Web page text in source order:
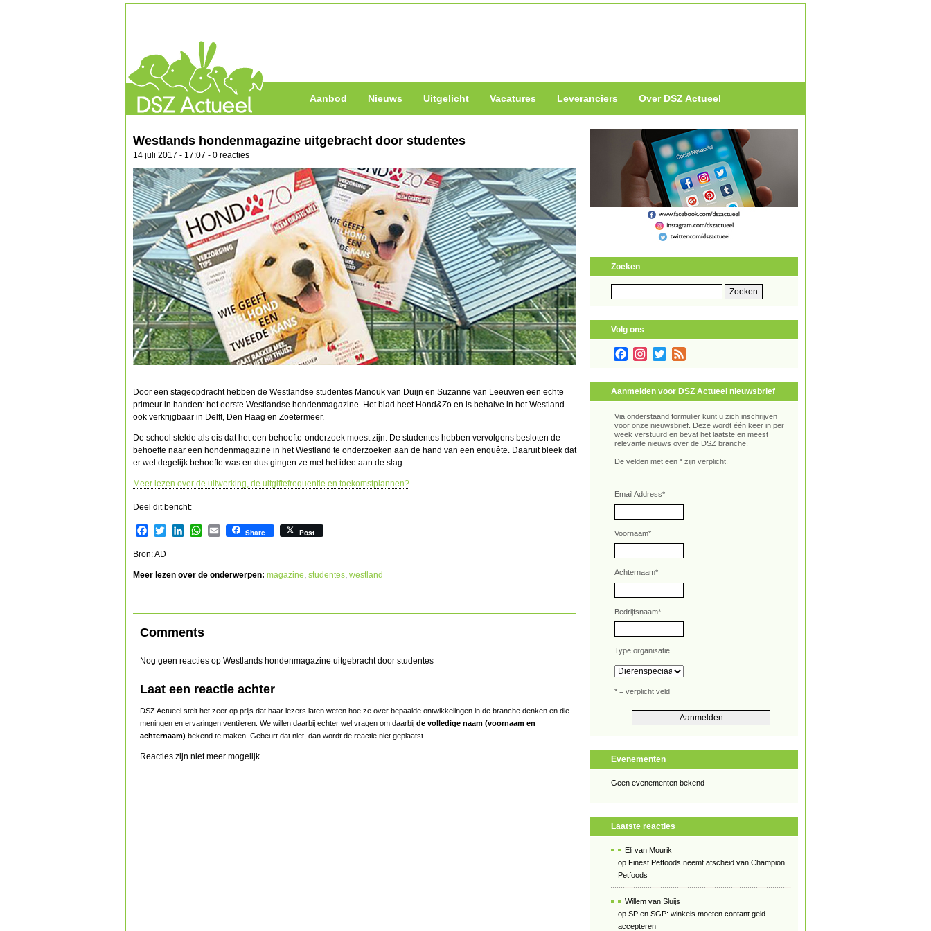
Aanbod Nieuws Uitgelicht Vacatures Leveranciers Over DSZ Actueel
Westlands hondenmagazine uitgebracht door studentes
14 juli 2017 - 17:07 - 0 reacties
Door een stageopdracht hebben de Westlandse studentes Manouk van Duijn en Suzanne van Leeuwen een echte
primeur in handen: het eerste Westlandse hondenmagazine. Het blad heet Hond&Zo en is behalve in het Westland
ook verkrijgbaar in Delft, Den Haag en Zoetermeer.
De school stelde als eis dat het een behoefte-onderzoek moest zijn. De studentes hebben vervolgens besloten de
behoefte naar een hondenmagazine in het Westland te onderzoeken aan de hand van een enquête. Daaruit bleek dat
er wel degelijk behoefte was en dus gingen ze met het idee aan de slag.
Meer lezen over de uitwerking, de uitgiftefrequentie en toekomstplannen?
Deel dit bericht:
Facebook
TwitterLinkedInWhatsApp
EmailShare Post
Bron: AD
Meer lezen over de onderwerpen: magazine, studentes, westland
Comments
Nog geen reacties op Westlands hondenmagazine uitgebracht door studentes
Laat een reactie achter
DSZ Actueel stelt het zeer op prijs dat haar lezers laten weten hoe ze over bepaalde ontwikkelingen in de branche denken en die
meningen en ervaringen ventileren. We willen daarbij echter wel vragen om daarbij de volledige naam (voornaam en
achternaam) bekend te maken. Gebeurt dat niet, dan wordt de reactie niet geplaatst.
Reacties zijn niet meer mogelijk.
Zoeken
naar:
Volg ons
FacebookInstagram
Twitter
Aanmelden voor DSZ Actueel nieuwsbrief
Via onderstaand formulier kunt u zich inschrijven
voor onze nieuwsbrief. Deze wordt één keer in per
week verstuurd en bevat het laatste en meest
relevante nieuws over de DSZ branche.
De velden met een * zijn verplicht.
Email Address*
Voornaam*
Achternaam*
Bedrijfsnaam*
Type organisatie
* = verplicht veld
Evenementen
Geen evenementen bekend
Laatste reacties
Eli van Mourik
op Finest Petfoods neemt afscheid van Champion
Petfoods
Willem van Sluijs
op SP en SGP: winkels moeten contant geld
accepteren